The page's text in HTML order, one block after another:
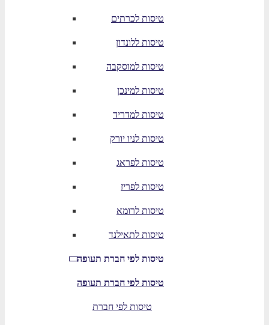
טיסות לכרתים
טיסות ללונדון
טיסות למוסקבה
טיסות למינכן
טיסות למדריד
טיסות לניו יורק
טיסות לפראג
טיסות לפריז
טיסות לרומא
טיסות לתאילנד
טיסות לפי חברת תעופה
טיסות לפי חברת תעופה
טיסות לפי חברת